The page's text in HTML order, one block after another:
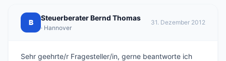
B
Steuerberater Bernd Thomas
· Hannover
31. Dezember 2012
Sehr geehrte/r Fragesteller/in, gerne beantworte ich